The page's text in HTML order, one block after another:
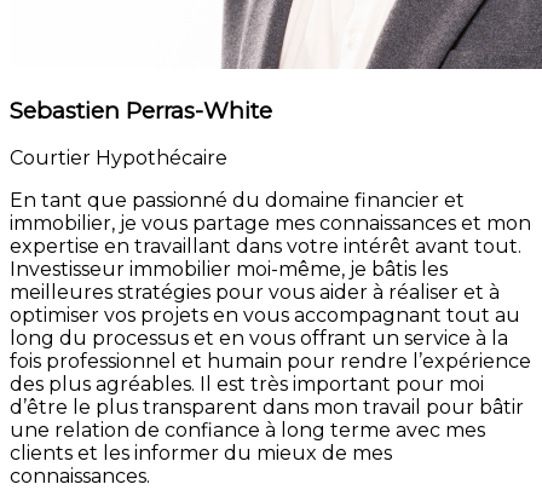
Sebastien Perras-White
Courtier Hypothécaire
En tant que passionné du domaine financier et
immobilier, je vous partage mes connaissances et mon
expertise en travaillant dans votre intérêt avant tout.
Investisseur immobilier moi-même, je bâtis les
meilleures stratégies pour vous aider à réaliser et à
optimiser vos projets en vous accompagnant tout au
long du processus et en vous offrant un service à la
fois professionnel et humain pour rendre l’expérience
des plus agréables. Il est très important pour moi
d’être le plus transparent dans mon travail pour bâtir
une relation de confiance à long terme avec mes
clients et les informer du mieux de mes
connaissances.